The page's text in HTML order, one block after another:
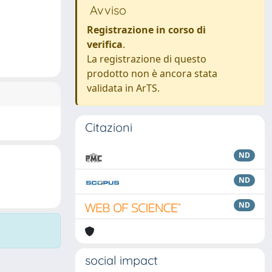
Avviso
Registrazione in corso di
verifica.
La registrazione di questo
prodotto non è ancora stata
validata in ArTS.
Citazioni
ND
ND
ND
social impact